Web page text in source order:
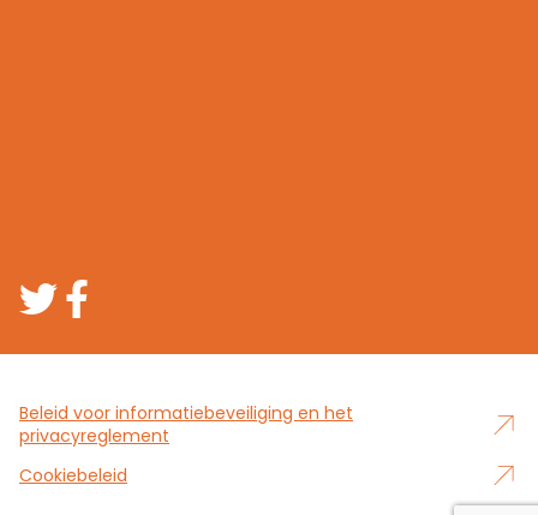
Beleid voor informatiebeveiliging en het
privacyreglement
Cookiebeleid